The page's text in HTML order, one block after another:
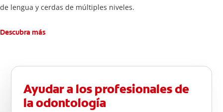
de lengua y cerdas de múltiples niveles.
Descubra más
Ayudar a los profesionales de
la odontología